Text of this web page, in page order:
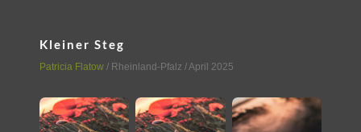
Kleiner Steg
Patricia Flatow / Rheinland-Pfalz / April 2025